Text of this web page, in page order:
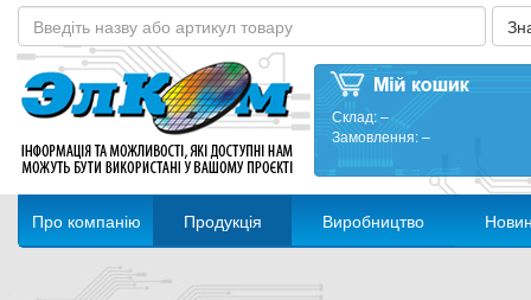
Склад:–
Замовлення:–
Про компанію Продукція Виробництво